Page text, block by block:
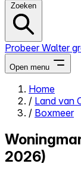
Zoeken
Probeer Walter
Open menu
Close menu
Home
/ Land van
/ Boxmeer
2026)